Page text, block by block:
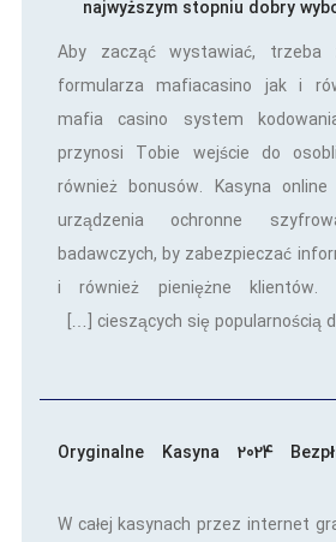
najwyższym stopniu dobry
Aby zacząć wystawiać, trzeba
formularza mafiacasino jak i
mafia casino system
przynosi Tobie wejście do
również bonusów. Kasyna
urządzenia ochronne
badawczych, by zabezpieczać
i również pieniężne klientów.
cieszących się popularnością
Oryginalne Kasyna 2024
W całej kasynach przez internet